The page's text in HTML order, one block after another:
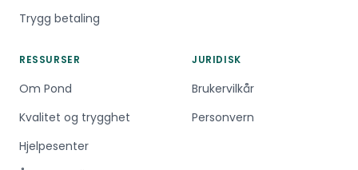
Trygg betaling
RESSURSER
Om Pond
Kvalitet og trygghet
Hjelpesenter
JURIDISK
Brukervilkår
Personvern